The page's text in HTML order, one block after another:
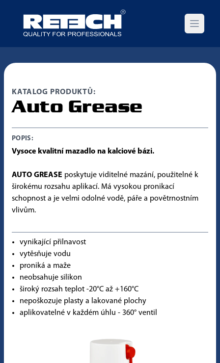
Open
KATALOG PRODUKTŮ:
Auto Grease
POPIS:
Vysoce kvalitní mazadlo na kalciové bázi.
AUTO GREASE poskytuje viditelné mazání, použitelné k
širokému rozsahu aplikací. Má vysokou pronikací
schopnost a je velmi odolné vodě, páře a povětrnostním
vlivům.
vynikající přilnavost
vytěsňuje vodu
proniká a maže
neobsahuje silikon
široký rozsah teplot -20°C až +160°C
nepoškozuje plasty a lakované plochy
aplikovatelné v každém úhlu - 360° ventil